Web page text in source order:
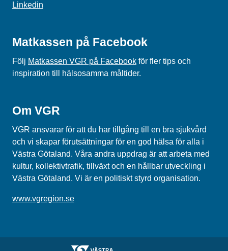
Linkedin
Matkassen på Facebook
Följ Matkassen VGR på Facebook för fler tips och
inspiration till hälsosamma måltider.
Om VGR
VGR ansvarar för att du har tillgång till en bra sjukvård
och vi skapar förutsättningar för en god hälsa för alla i
Västra Götaland. Våra andra uppdrag är att arbeta med
kultur, kollektivtrafik, tillväxt och en hållbar utveckling i
Västra Götaland. Vi är en politiskt styrd organisation.
www.vgregion.se